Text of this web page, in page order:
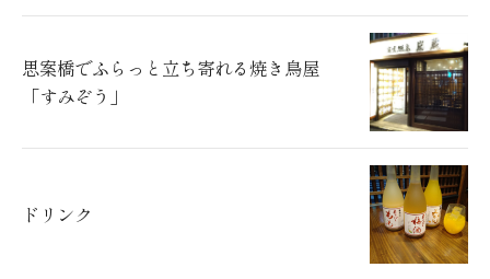
思案橋でふらっと立ち寄れる焼き鳥屋
「すみぞう」
ドリンク